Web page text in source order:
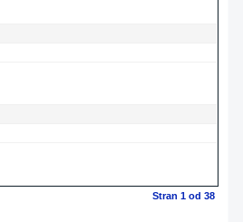
Stran 1 od 38